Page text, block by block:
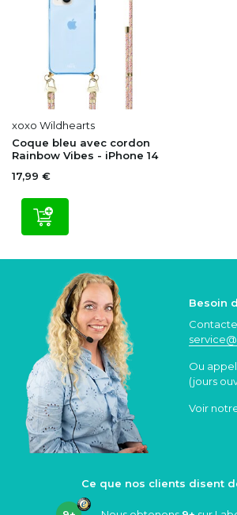
xoxo Wildhearts
Coque bleu avec cordon
Rainbow Vibes - iPhone 14
17,99 €
Besoin
Ou
(jours
Voir
Ce que nos clients disent